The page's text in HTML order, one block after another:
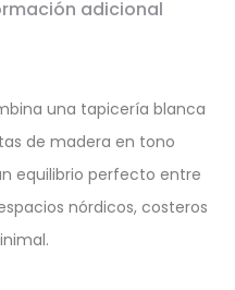
adicional
una tapicería blanca
de madera en tono
equilibrio perfecto entre
nórdicos, costeros